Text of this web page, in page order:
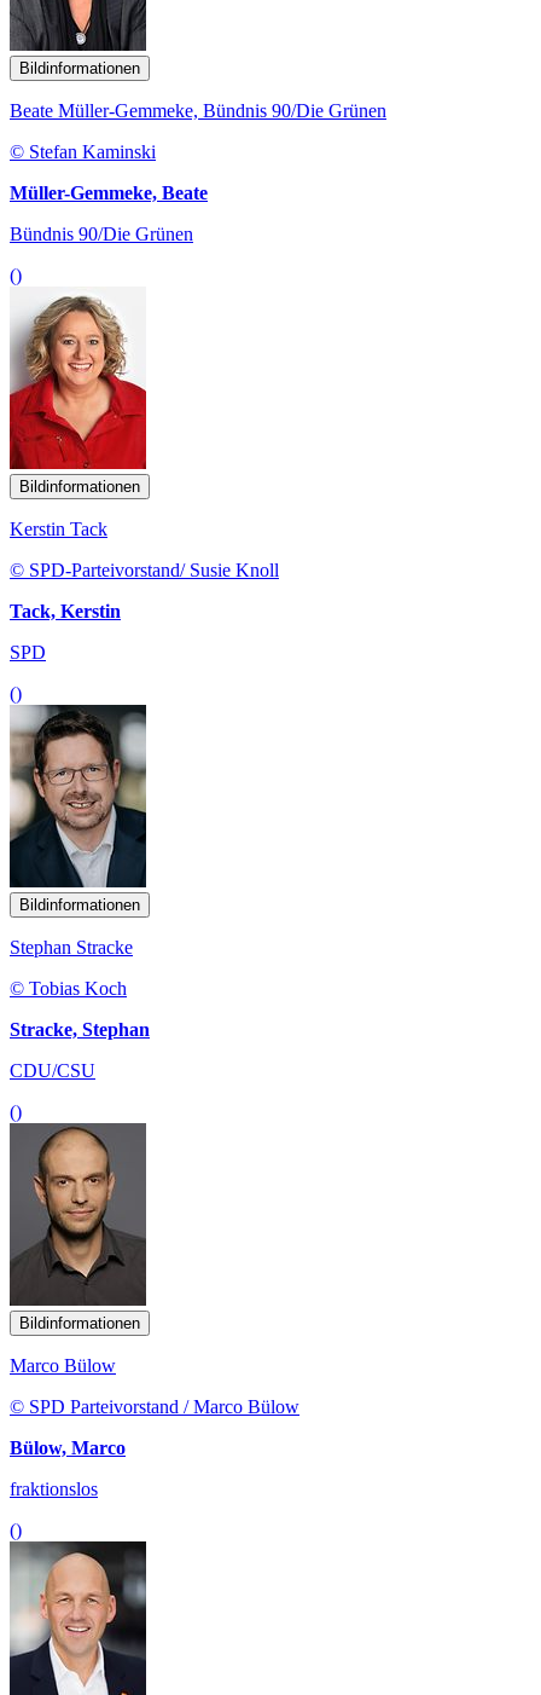
Bildinformationen
Beate Müller-Gemmeke, Bündnis 90/Die Grünen
© Stefan Kaminski
Müller-Gemmeke, Beate
Bündnis 90/Die Grünen
()
Bildinformationen
Kerstin Tack
© SPD-Parteivorstand/ Susie Knoll
Tack, Kerstin
SPD
()
Bildinformationen
Stephan Stracke
© Tobias Koch
Stracke, Stephan
CDU/CSU
()
Bildinformationen
Marco Bülow
© SPD Parteivorstand / Marco Bülow
Bülow, Marco
fraktionslos
()